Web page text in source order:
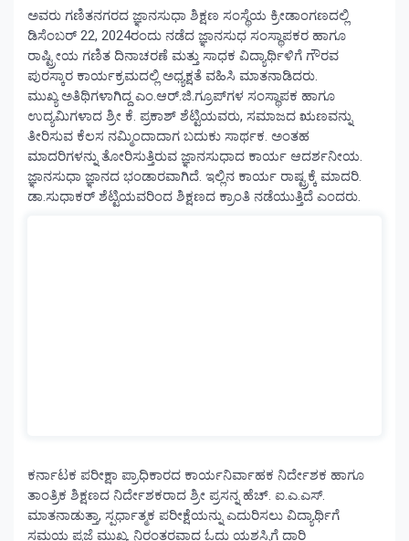
ಅವರು ಗಣಿತನಗರದ ಜ್ಞಾನಸುಧಾ ಶಿಕ್ಷಣ ಸಂಸ್ಥೆಯ ಕ್ರೀಡಾಂಗಣದಲ್ಲಿ
ಡಿಸೆಂಬರ್ 22, 2024ರಂದು ನಡೆದ ಜ್ಞಾನಸುಧ ಸಂಸ್ಥಾಪಕರ ಹಾಗೂ
ರಾಷ್ಟ್ರೀಯ ಗಣಿತ ದಿನಾಚರಣೆ ಮತ್ತು ಸಾಧಕ ವಿದ್ಯಾರ್ಥಿಳಿಗೆ ಗೌರವ
ಪುರಸ್ಕಾರ ಕಾರ್ಯಕ್ರಮದಲ್ಲಿ ಅಧ್ಯಕ್ಷತೆ ವಹಿಸಿ ಮಾತನಾಡಿದರು.
ಮುಖ್ಯ ಅತಿಥಿಗಳಾಗಿದ್ದ ಎಂ.ಆರ್.ಜಿ.ಗ್ರೂಪ್‌ಗಳ ಸಂಸ್ಥಾಪಕ ಹಾಗೂ
ಉದ್ಯಮಿಗಳಾದ ಶ್ರೀ ಕೆ. ಪ್ರಕಾಶ್ ಶೆಟ್ಟಿಯವರು, ಸಮಾಜದ ಋಣವನ್ನು
ತೀರಿಸುವ ಕೆಲಸ ನಮ್ಮಿಂದಾದಾಗ ಬದುಕು ಸಾರ್ಥಕ. ಅಂತಹ
ಮಾದರಿಗಳನ್ನು ತೋರಿಸುತ್ತಿರುವ ಜ್ಞಾನಸುಧಾದ ಕಾರ್ಯ ಆದರ್ಶನೀಯ.
ಜ್ಞಾನಸುಧಾ ಜ್ಞಾನದ ಭಂಡಾರವಾಗಿದೆ. ಇಲ್ಲಿನ ಕಾರ್ಯ ರಾಷ್ಟ್ರಕ್ಕೆ ಮಾದರಿ.
ಡಾ.ಸುಧಾಕರ್ ಶೆಟ್ಟಿಯವರಿಂದ ಶಿಕ್ಷಣದ ಕ್ರಾಂತಿ ನಡೆಯುತ್ತಿದೆ ಎಂದರು.
ಕರ್ನಾಟಕ ಪರೀಕ್ಷಾ ಪ್ರಾಧಿಕಾರದ ಕಾರ್ಯನಿರ್ವಾಹಕ ನಿರ್ದೇಶಕ ಹಾಗೂ
ತಾಂತ್ರಿಕ ಶಿಕ್ಷಣದ ನಿರ್ದೇಶಕರಾದ ಶ್ರೀ ಪ್ರಸನ್ನ ಹೆಚ್. ಐ.ಎ.ಎಸ್.
ಮಾತನಾಡುತ್ತಾ, ಸ್ಪರ್ಧಾತ್ಮಕ ಪರೀಕ್ಷೆಯನ್ನು ಎದುರಿಸಲು ವಿದ್ಯಾರ್ಥಿಗೆ
ಸಮಯ ಪ್ರಜ್ಞೆ ಮುಖ್ಯ. ನಿರಂತರವಾದ ಓದು ಯಶಸ್ಸಿಗೆ ದಾರಿ